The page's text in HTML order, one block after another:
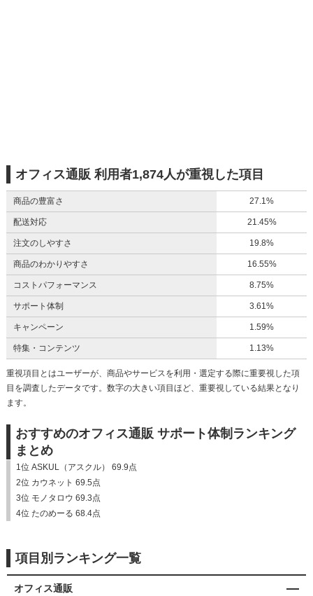
オフィス通販 利用者1,874人が重視した項目
商品の豊富さ 27.1%
配送対応 21.45%
注文のしやすさ 19.8%
商品のわかりやすさ 16.55%
コストパフォーマンス 8.75%
サポート体制 3.61%
キャンペーン 1.59%
特集・コンテンツ 1.13%
重視項目とはユーザーが、商品やサービスを利用・選定する際に重要視した項
目を調査したデータです。数字の大きい項目ほど、重要視している結果となり
ます。
おすすめのオフィス通販 サポート体制ランキング
まとめ
1位 ASKUL（アスクル） 69.9点
2位 カウネット 69.5点
3位 モノタロウ 69.3点
4位 たのめーる 68.4点
項目別ランキング一覧
オフィス通販